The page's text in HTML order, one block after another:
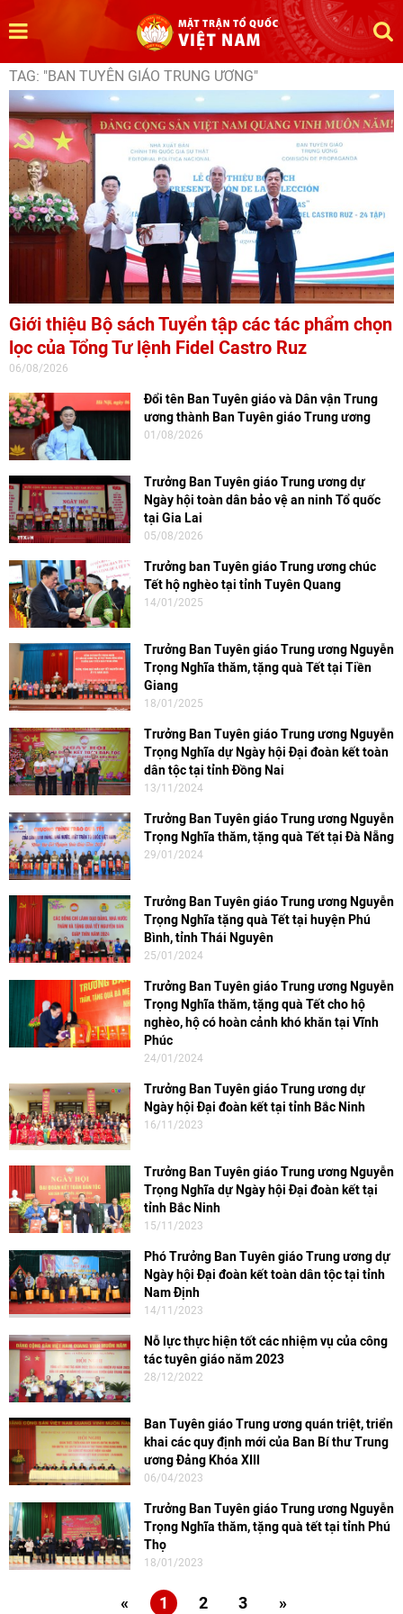
TAG: "BAN TUYÊN GIÁO TRUNG ƯƠNG"
Giới thiệu Bộ sách Tuyển tập các tác phẩm chọn
lọc của Tổng Tư lệnh Fidel Castro Ruz
06/08/2026
Đổi tên Ban Tuyên giáo và Dân vận Trung
ương thành Ban Tuyên giáo Trung ương
01/08/2026
Trưởng Ban Tuyên giáo Trung ương dự
Ngày hội toàn dân bảo vệ an ninh Tổ quốc
tại Gia Lai
05/08/2026
Trưởng ban Tuyên giáo Trung ương chúc
Tết hộ nghèo tại tỉnh Tuyên Quang
14/01/2025
Trưởng Ban Tuyên giáo Trung ương Nguyễn
Trọng Nghĩa thăm, tặng quà Tết tại Tiền
Giang
18/01/2025
Trưởng Ban Tuyên giáo Trung ương Nguyễn
Trọng Nghĩa dự Ngày hội Đại đoàn kết toàn
dân tộc tại tỉnh Đồng Nai
13/11/2024
Trưởng Ban Tuyên giáo Trung ương Nguyễn
Trọng Nghĩa thăm, tặng quà Tết tại Đà Nẵng
29/01/2024
Trưởng Ban Tuyên giáo Trung ương Nguyễn
Trọng Nghĩa tặng quà Tết tại huyện Phú
Bình, tỉnh Thái Nguyên
25/01/2024
Trưởng Ban Tuyên giáo Trung ương Nguyễn
Trọng Nghĩa thăm, tặng quà Tết cho hộ
nghèo, hộ có hoàn cảnh khó khăn tại Vĩnh
Phúc
24/01/2024
Trưởng Ban Tuyên giáo Trung ương dự
Ngày hội Đại đoàn kết tại tỉnh Bắc Ninh
16/11/2023
Trưởng Ban Tuyên giáo Trung ương Nguyễn
Trọng Nghĩa dự Ngày hội Đại đoàn kết tại
tỉnh Bắc Ninh
15/11/2023
Phó Trưởng Ban Tuyên giáo Trung ương dự
Ngày hội Đại đoàn kết toàn dân tộc tại tỉnh
Nam Định
14/11/2023
Nỗ lực thực hiện tốt các nhiệm vụ của công
tác tuyên giáo năm 2023
28/12/2022
Ban Tuyên giáo Trung ương quán triệt, triển
khai các quy định mới của Ban Bí thư Trung
ương Đảng Khóa XIII
06/04/2023
Trưởng Ban Tuyên giáo Trung ương Nguyễn
Trọng Nghĩa thăm, tặng quà tết tại tỉnh Phú
Thọ
18/01/2023
« 1 2 3 »